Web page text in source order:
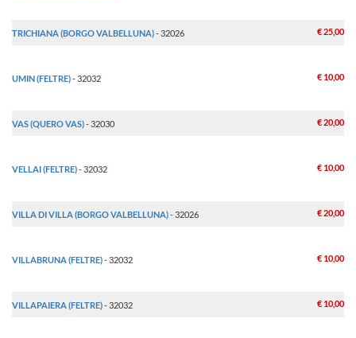
TRICHIANA (BORGO VALBELLUNA)- 32026 € 25,00
UMIN (FELTRE)- 32032 € 10,00
VAS (QUERO VAS)- 32030 € 20,00
VELLAI (FELTRE)- 32032 € 10,00
VILLA DI VILLA (BORGO VALBELLUNA)- 32026 € 20,00
VILLABRUNA (FELTRE)- 32032 € 10,00
VILLAPAIERA (FELTRE)- 32032 € 10,00